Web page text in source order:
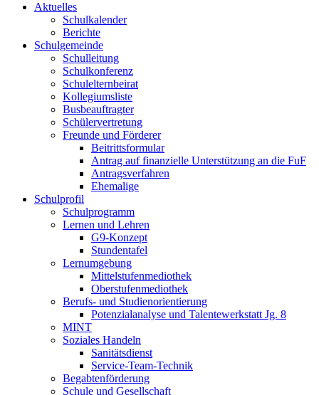
Aktuelles
Schulkalender
Berichte
Schulgemeinde
Schulleitung
Schulkonferenz
Schulelternbeirat
Kollegiumsliste
Busbeauftragter
Schülervertretung
Freunde und Förderer
Beitrittsformular
Antrag auf finanzielle Unterstützung an die FuF
Antragsverfahren
Ehemalige
Schulprofil
Schulprogramm
Lernen und Lehren
G9-Konzept
Stundentafel
Lernumgebung
Mittelstufenmediothek
Oberstufenmediothek
Berufs- und Studienorientierung
Potenzialanalyse und Talentewerkstatt Jg. 8
MINT
Soziales Handeln
Sanitätsdienst
Service-Team-Technik
Begabtenförderung
Schule und Gesellschaft